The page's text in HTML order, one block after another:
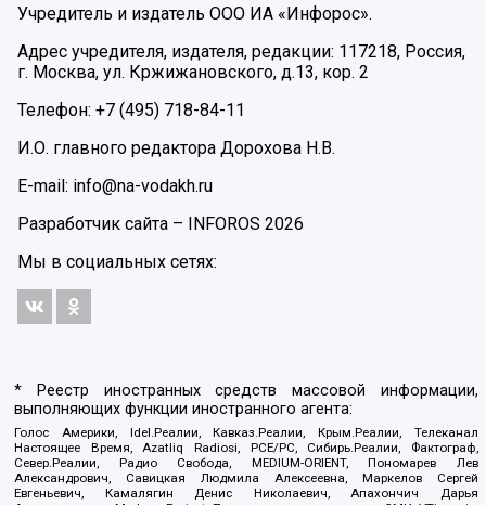
Учредитель и издатель ООО ИА «Инфорос».
Адрес учредителя, издателя, редакции: 117218, Россия,
г. Москва, ул. Кржижановского, д.13, кор. 2
Телефон: +7 (495) 718-84-11
И.О. главного редактора Дорохова Н.В.
E-mail: info@na-vodakh.ru
Разработчик сайта – INFOROS 2026
Мы в социальных сетях:
* Реестр иностранных средств массовой информации,
выполняющих функции иностранного агента:
Голос Америки, Idel.Реалии, Кавказ.Реалии, Крым.Реалии, Телеканал
Настоящее Время, Azatliq Radiosi, PCE/PC, Сибирь.Реалии, Фактограф,
Север.Реалии, Радио Свобода, MEDIUM-ORIENT, Пономарев Лев
Александрович, Савицкая Людмила Алексеевна, Маркелов Сергей
Евгеньевич, Камалягин Денис Николаевич, Апахончич Дарья